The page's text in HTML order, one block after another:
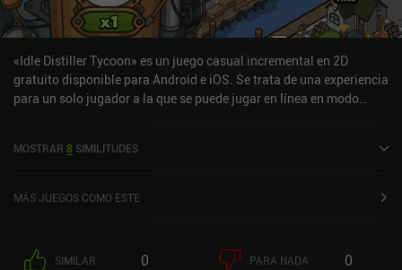
diseñar simpáticas islas y divertirse relajadamente como conejos.
«Idle Distiller Tycoon» es un juego casual incremental en 2D
gratuito disponible para Android e iOS. Se trata de una experiencia
para un solo jugador a la que se puede jugar en línea en modo
tiene actualmente una puntuación de 4,4 sobre 5,0 en Google Play
MOSTRAR 8 SIMILITUDES
MÁS JUEGOS COMO ESTE
SIMILAR 0 PARA NADA 0